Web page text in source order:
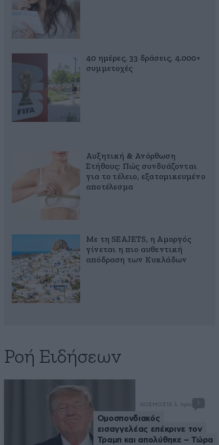
40 ημέρες, 33 δράσεις, 4.000+
συμμετοχές
Αυξητική & Ανόρθωση
Στήθους: Πώς συνδυάζονται
για το τέλειο, εξατομικευμένο
αποτέλεσμα
Με τη SEAJETS, η Αμοργός
γίνεται η πιο αυθεντική
απόδραση των Κυκλάδων
Ροή Ειδήσεων
ΚΟΣΜΟΣ 13 λ. πριν
Ομοσπονδιακός
εισαγγελέας επέκρινε τον
Τραμπ και απολύθηκε – Τώρα